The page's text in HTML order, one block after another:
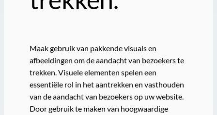
Maak gebruik van pakkende visuals en
afbeeldingen om de aandacht van bezoekers te
trekken. Visuele elementen spelen een
essentiële rol in het aantrekken en vasthouden
van de aandacht van bezoekers op uw website.
Door gebruik te maken van hoogwaardige